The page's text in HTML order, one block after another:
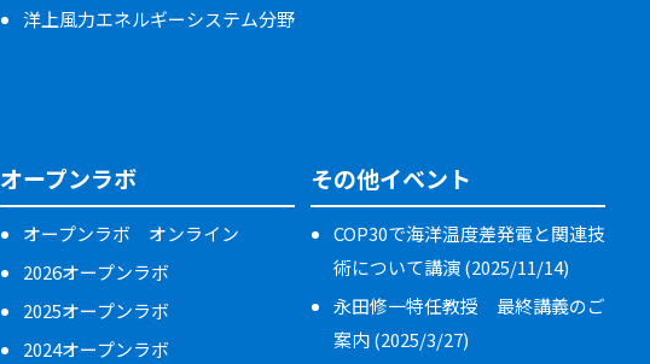
洋上風力エネルギーシステム分野
オープンラボ
オープンラボ オンライン
2026オープンラボ
2025オープンラボ
2024オープンラボ
その他イベント
COP30で海洋温度差発電と関連技
術について講演 (2025/11/14)
永田修一特任教授 最終講義のご
案内 (2025/3/27)